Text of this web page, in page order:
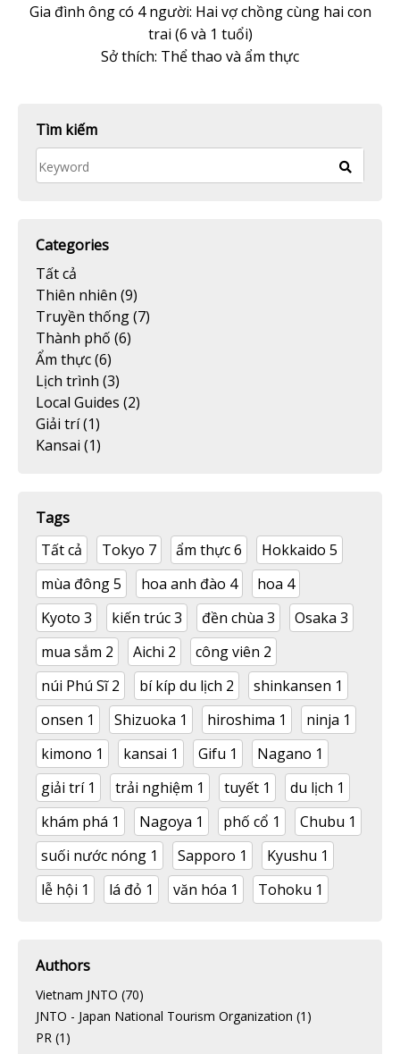
Gia đình ông có 4 người: Hai vợ chồng cùng hai con
trai (6 và 1 tuổi)
Sở thích: Thể thao và ẩm thực
Tìm kiếm
Categories
Tất cả
Thiên nhiên (9)
Truyền thống(7)
Thành phố (6)
Ẩm thực(6)
Lịch trình (3)
Local Guides (2)
Giải trí(1)
Kansai (1)
Tags
Tất cả
Tokyo 7 ẩm thực6 Hokkaido 5
mùa đông5 hoa anh đào 4 hoa 4
Kyoto 3 kiến trúc3 đền chùa 3 Osaka 3
mua sắm 2 Aichi 2 công viên 2
núi Phú Sĩ2 bí kíp du lịch 2 shinkansen 1
onsen 1 Shizuoka 1 hiroshima 1 ninja 1
kimono 1 kansai 1 Gifu 1 Nagano 1
giải trí 1 trải nghiệm 1 tuyết 1 du lịch 1
khám phá 1 Nagoya 1 phố cổ 1 Chubu 1
suối nước nóng 1 Sapporo 1 Kyushu 1
lễ hội 1 lá đỏ 1 văn hóa 1 Tohoku 1
Authors
Vietnam JNTO (70)
JNTO - Japan National Tourism Organization (1)
PR (1)